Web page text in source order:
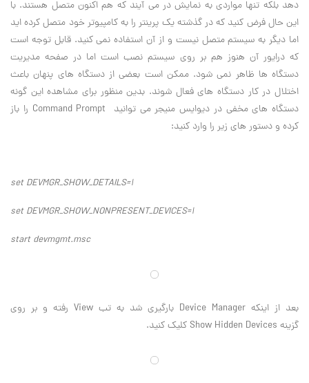
دهد بلکه تنها مواردی به نمایش در می آیند که هم اکنون متصل هستند. با
این حال فرض کنید که در گذشته یک پرینتر را به کامپیوتر خود متصل کرده اید
اما دیگر به سیستم متصل نیست و از آن استفاده نمی کنید. قابل توجه است
که درایور آن هنوز هم بر روی سیستم نصب است اما در صفحه مدیریت
دستگاه ها ظاهر نمی شود. ممکن است بعضی از دستگاه های پنهان باعث
اختلال در کار دستگاه های فعال شوند. بدین منظور برای مشاهده این گونه
دستگاه های مخفی در دیوایس منیجر می توانید Command Prompt را باز
کرده و دستور های زیر را وارد کنید:
set DEVMGR_SHOW_DETAILS=1
set DEVMGR_SHOW_NONPRESENT_DEVICES=1
start devmgmt.msc
بعد از اینکه Device Manager بارگیری شد به تب View رفته و بر روی
گزینه Show Hidden Devices کلیک کنید.